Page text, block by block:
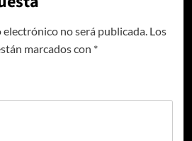
no será publicada. Los
marcados con *